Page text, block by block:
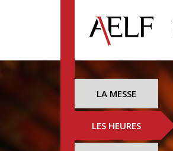
LA MESSE
LES HEURES